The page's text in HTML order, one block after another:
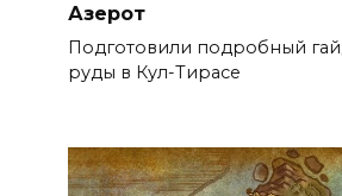
Азерот
Подготовили подробный
руды в Кул-Тирасе